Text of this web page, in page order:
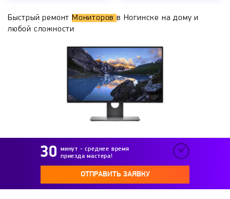
Быстрый ремонт Мониторовв Ногинске на дому и
любой сложности
минут - среднее время
приезда мастера!
ОТПРАВИТЬ ЗАЯВКУ